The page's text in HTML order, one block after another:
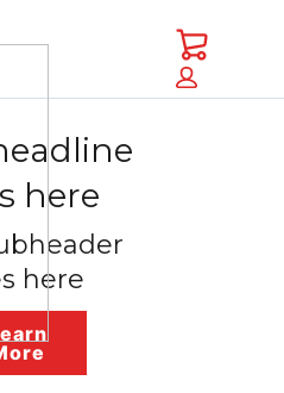
here
here